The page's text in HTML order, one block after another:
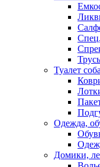
Туалет
Одежда,
Домики,